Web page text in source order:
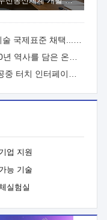
 희망인력
소자 설계, 합성 및
센서 설계/
스템 제어 및 데이터
Python, C
향후일정 등 
장지원부
업 지원
능 기술
실험실